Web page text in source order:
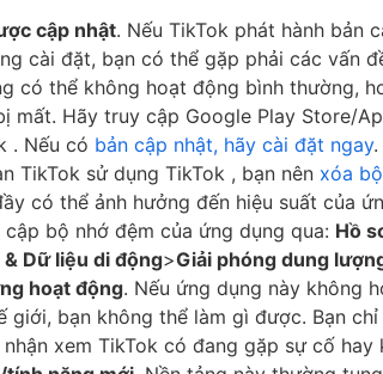
cập nhật. Nếu TikTok phát hành bản
cài đặt, bạn có thể gặp phải các vấn
có thể không hoạt động bình thường,
mất. Hãy truy cập Google Play Store/
. Nếu có bản cập nhật, hãy cài đặt ngay.
TikTok sử dụng TikTok , bạn nên xóa
có thể ảnh hưởng đến hiệu suất của
bộ nhớ đệm của ứng dụng qua: Hồ
Dữ liệu di động>Giải phóng dung
hoạt động. Nếu ứng dụng này không
giới, bạn không thể làm gì được. Bạn
xem TikTok có đang gặp sự cố hay